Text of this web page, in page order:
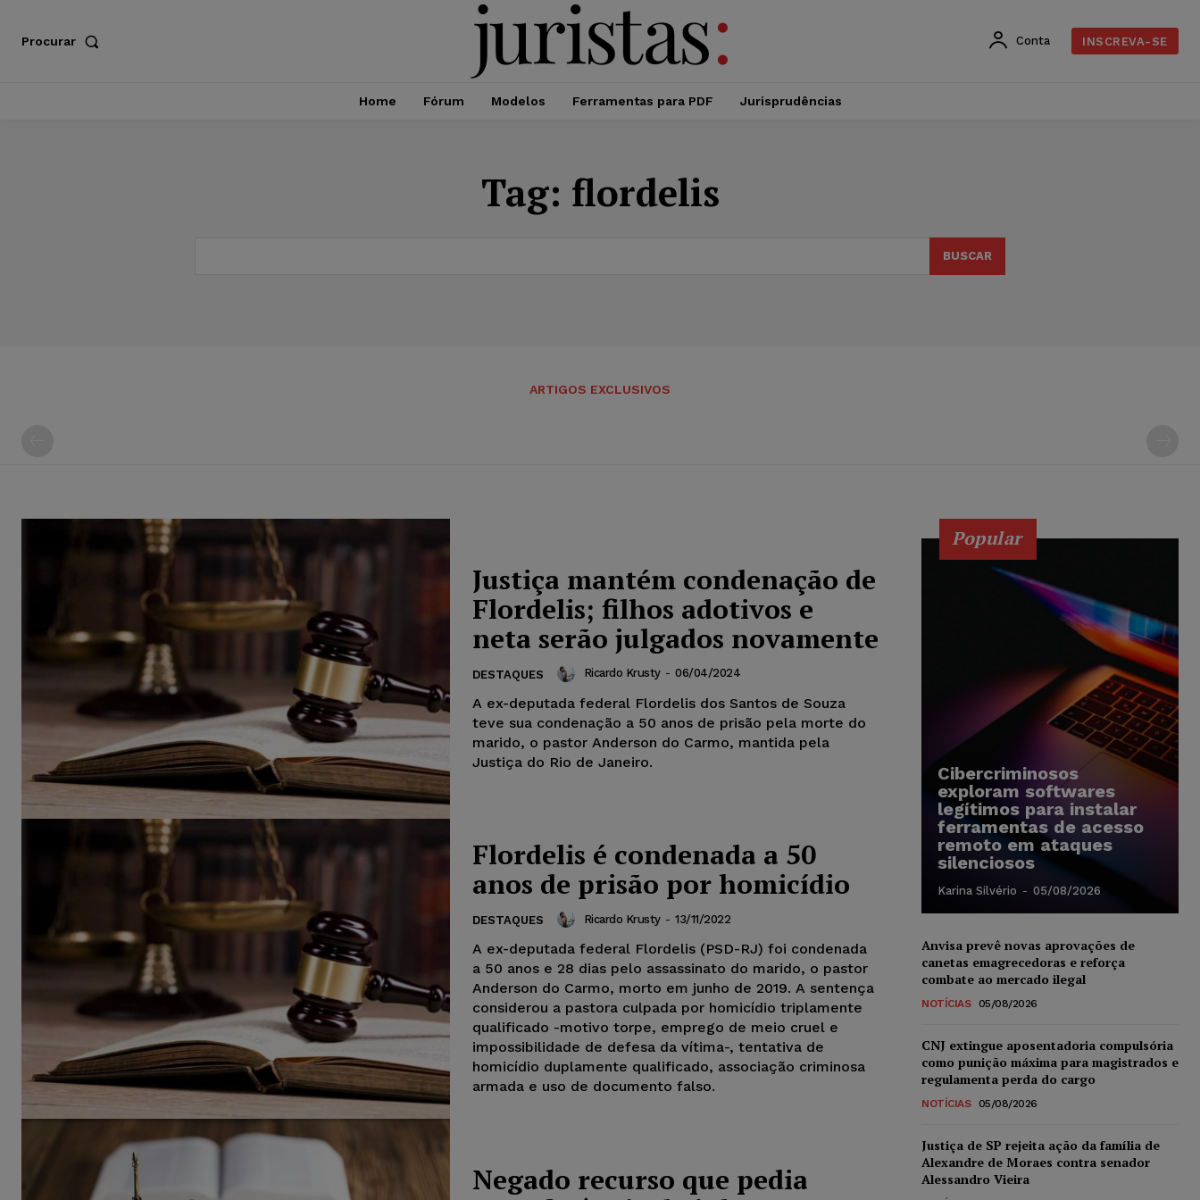
Procurar Conta INSCREVA-SE
Home Fórum Modelos Ferramentas para PDF Jurisprudências
Tag: flordelis
BUSCAR
ARTIGOS EXCLUSIVOS
Justiça mantém condenação de
Flordelis; filhos adotivos e
neta serão julgados novamente
DESTAQUES Ricardo Krusty - 06/04/2024
A ex-deputada federal Flordelis dos Santos de Souza
teve sua condenação a 50 anos de prisão pela morte do
marido, o pastor Anderson do Carmo, mantida pela
Justiça do Rio de Janeiro.
Flordelis é condenada a 50
anos de prisão por homicídio
DESTAQUES Ricardo Krusty - 13/11/2022
A ex-deputada federal Flordelis (PSD-RJ) foi condenada
a 50 anos e 28 dias pelo assassinato do marido, o pastor
Anderson do Carmo, morto em junho de 2019. A sentença
considerou a pastora culpada por homicídio triplamente
qualificado -motivo torpe, emprego de meio cruel e
impossibilidade de defesa da vítima-, tentativa de
homicídio duplamente qualificado, associação criminosa
armada e uso de documento falso.
Negado recurso que pedia
Popular
Cibercriminosos
exploram softwares
legítimos para instalar
ferramentas de acesso
remoto em ataques
silenciosos
Karina Silvério - 05/08/2026
Anvisa prevê novas aprovações de
canetas emagrecedoras e reforça
combate ao mercado ilegal
NOTÍCIAS 05/08/2026
CNJ extingue aposentadoria compulsória
como punição máxima para magistrados e
regulamenta perda do cargo
NOTÍCIAS 05/08/2026
Justiça de SP rejeita ação da família de
Alexandre de Moraes contra senador
Alessandro Vieira